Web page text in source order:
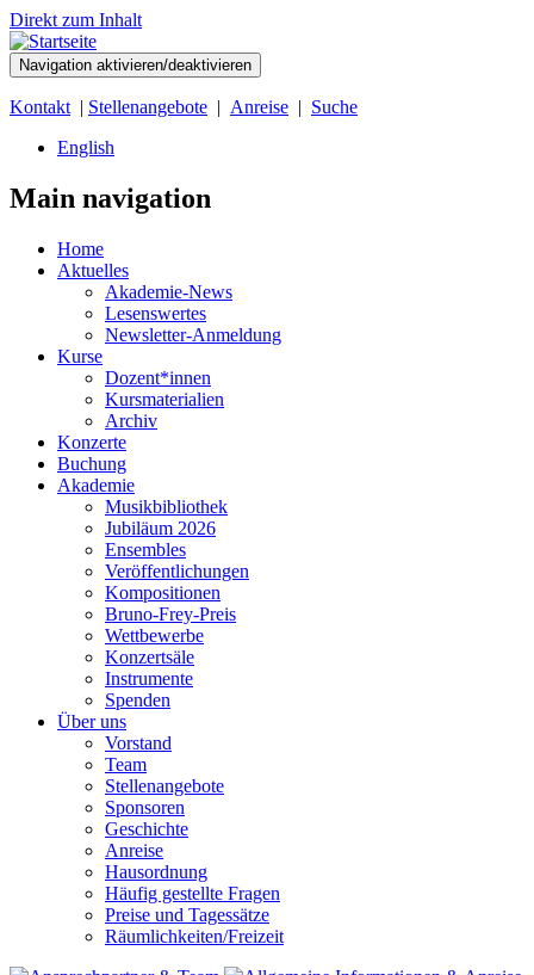
Direkt zum Inhalt
Navigation aktivieren/deaktivieren
Kontakt | Stellenangebote | Anreise | Suche
English
Main navigation
Home
Aktuelles
Akademie-News
Lesenswertes
Newsletter-Anmeldung
Kurse
Dozent*innen
Kursmaterialien
Archiv
Konzerte
Buchung
Akademie
Musikbibliothek
Jubiläum 2026
Ensembles
Veröffentlichungen
Kompositionen
Bruno-Frey-Preis
Wettbewerbe
Konzertsäle
Instrumente
Spenden
Über uns
Vorstand
Team
Stellenangebote
Sponsoren
Geschichte
Anreise
Hausordnung
Häufig gestellte Fragen
Preise und Tagessätze
Räumlichkeiten/Freizeit